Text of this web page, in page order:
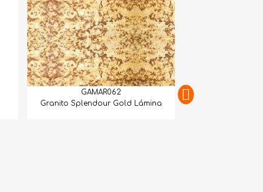
GAMAR062
Granito Splendour Gold Lámina